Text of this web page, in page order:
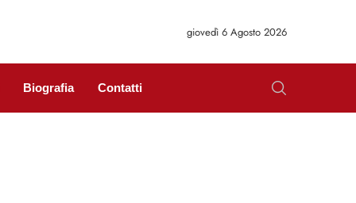
giovedì 6 Agosto 2026
Biografia Contatti